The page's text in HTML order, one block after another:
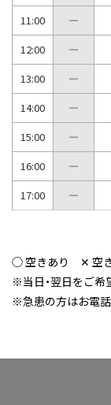
11:00
12:00
13:00
14:00
15:00
16:00
17:00
◯ 空きあり ✕ 空
※当日・翌日をご
※急患の方はお電